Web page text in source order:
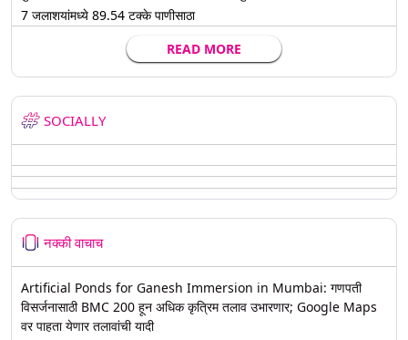
7 जलाशयांमध्ये 89.54 टक्के पाणीसाठा
READ MORE
SOCIALLY
नक्की वाचाच
Artificial Ponds for Ganesh Immersion in Mumbai: गणपती
विसर्जनासाठी BMC 200 हून अधिक कृत्रिम तलाव उभारणार; Google Maps
वर पाहता येणार तलावांची यादी